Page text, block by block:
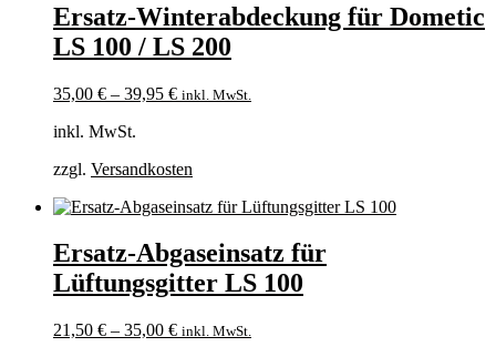
Ersatz-Winterabdeckung für Dometic
LS 100 / LS 200
35,00 € – 39,95 € inkl. MwSt.
inkl. MwSt.
zzgl. Versandkosten
Ersatz-Abgaseinsatz für
Lüftungsgitter LS 100
21,50 € – 35,00 € inkl. MwSt.